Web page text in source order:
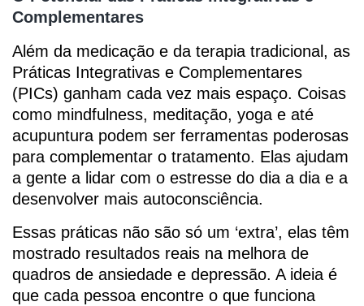
Complementares
Além da medicação e da terapia tradicional, as
Práticas Integrativas e Complementares
(PICs) ganham cada vez mais espaço. Coisas
como mindfulness, meditação, yoga e até
acupuntura podem ser ferramentas poderosas
para complementar o tratamento. Elas ajudam
a gente a lidar com o estresse do dia a dia e a
desenvolver mais autoconsciência.
Essas práticas não são só um ‘extra’, elas têm
mostrado resultados reais na melhora de
quadros de ansiedade e depressão. A ideia é
que cada pessoa encontre o que funciona